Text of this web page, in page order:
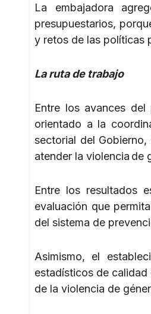
La embajadora
presupuestarios,
y retos de las políticas
La ruta de trabajo
Entre los avances
orientado a la
sectorial del Gobierno,
atender la violencia de
Entre los resultados
evaluación que
del sistema de
Asimismo, el
estadísticos de
de la violencia de